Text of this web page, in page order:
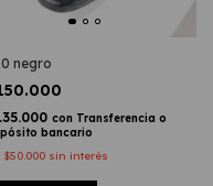
negro
con Transferencia o
bancario
$50.000 sin interés